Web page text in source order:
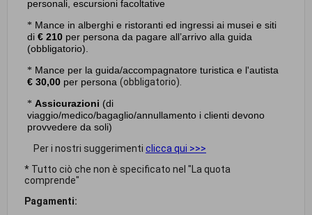
personali, escursioni facoltative
* Mance in alberghi e ristoranti ed ingressi ai musei e siti
di € 210 per persona da pagare all’arrivo alla guida
(obbligatorio).
* Mance per la guida/accompagnatore turistica e l'autista
€ 30,00 per persona (obbligatorio).
* Assicurazioni (di
viaggio/medico/bagaglio/annullamento i clienti devono
provvedere da soli)
Per i nostri suggerimenti clicca qui >>>
* Tutto ciò che non è specificato nel "La quota
comprende"
Pagamenti: